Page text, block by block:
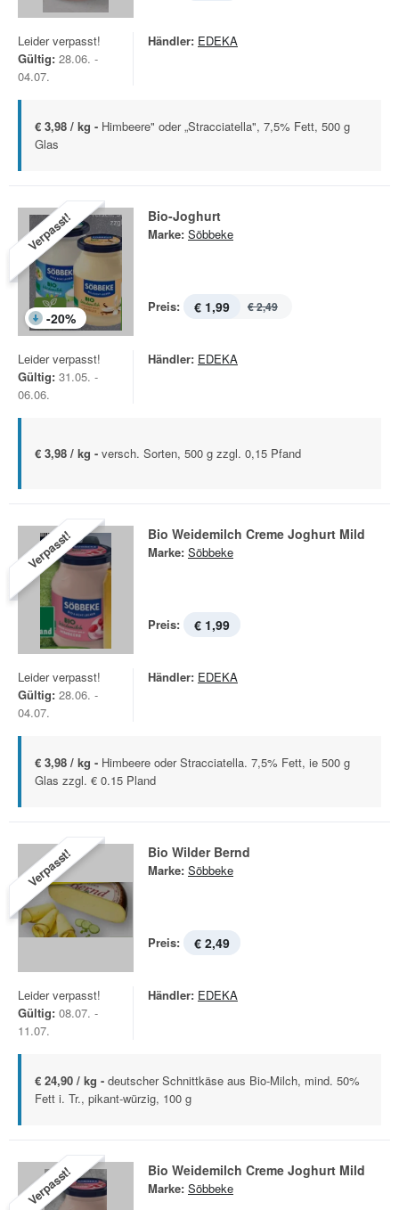
Leider verpasst!
Gültig: 28.06. -
04.07.
Händler: EDEKA
€ 3,98 / kg - Himbeere" oder „Stracciatella", 7,5% Fett, 500 g
Glas
Verpasst!
-20%
Bio-Joghurt
Marke: Söbbeke
Preis: € 1,99 € 2,49
Leider verpasst!
Gültig: 31.05. -
06.06.
Händler: EDEKA
€ 3,98 / kg - versch. Sorten, 500 g zzgl. 0,15 Pfand
Verpasst! Bio Weidemilch Creme Joghurt Mild
Marke: Söbbeke
Preis: € 1,99
Leider verpasst!
Gültig: 28.06. -
04.07.
Händler: EDEKA
€ 3,98 / kg - Himbeere oder Stracciatella. 7,5% Fett, ie 500 g
Glas zzgl. € 0.15 Pland
Verpasst! Bio Wilder Bernd
Marke: Söbbeke
Preis: € 2,49
Leider verpasst!
Gültig: 08.07. -
11.07.
Händler: EDEKA
€ 24,90 / kg - deutscher Schnittkäse aus Bio-Milch, mind. 50%
Fett i. Tr., pikant-würzig, 100 g
Verpasst! Bio Weidemilch Creme Joghurt Mild
Marke: Söbbeke